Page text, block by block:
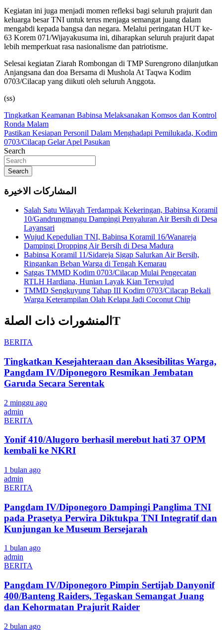
Kegiatan ini juga menjadi momen refleksi bagi seluruh prajurit dan
keluarga besar TNI untuk terus menjaga semangat juang dalam
mengabdi kepada bangsa dan negara. Melalui peringatan HUT ke-
63 Korem 071/Wijayakusuma ini, diharapkan seluruh prajurit dapat
lebih memperkuat rasa nasionalisme dan patriotisme.
Selesai kegiatan Ziarah Rombongan di TMP Surengrono dilanjutkan
Anjangsana dan doa Bersama di Mushola At Taqwa Kodim
0703/Cilacap yang diikuti oleh seluruh Anggota.
(ss)
Navigasi
pos
Tingkatkan Keamanan Babinsa Melaksanakan Komsos dan Kontrol
Ronda Malam
Pastikan Kesiapan Personil Dalam Menghadapi Pemilukada, Kodim
0703/Cilacap Gelar Apel Pasukan
Search
Search
المشاركات الاخيرة
Salah Satu Wilayah Terdampak Kekeringan, Babinsa Koramil
10/Gandrungmangu Dampingi Penyaluran Air Bersih di Desa
Layansari
Wujud Kepedulian TNI, Babinsa Koramil 16/Wanareja
Dampingi Dropping Air Bersih di Desa Madura
Babinsa Koramil 11/Sidareja Sigap Salurkan Air Bersih,
Ringankan Beban Warga di Tengah Kemarau
Satgas TMMD Kodim 0703/Cilacap Mulai Pengecatan
RTLH Hardiana, Hunian Layak Kian Terwujud
TMMD Sengkuyung Tahap III Kodim 0703/Cilacap Bekali
Warga Keterampilan Olah Kelapa Jadi Coconut Chip
المنشورات ذات الصلةT
BERITA
Tingkatkan Kesejahteraan dan Aksesibilitas Warga,
Pangdam IV/Diponegoro Resmikan Jembatan
Garuda Secara Serentak
2 minggu ago
admin
BERITA
Yonif 410/Alugoro berhasil merebut hati 37 OPM
kembali ke NKRI
1 bulan ago
admin
BERITA
Pangdam IV/Diponegoro Dampingi Panglima TNI
pada Prasetya Perwira Diktukpa TNI Integratif dan
Kunjungan ke Museum Bersejarah
1 bulan ago
admin
BERITA
Pangdam IV/Diponegoro Pimpin Sertijab Danyonif
400/Banteng Raiders, Tegaskan Semangat Juang
dan Kehormatan Prajurit Raider
2 bulan ago